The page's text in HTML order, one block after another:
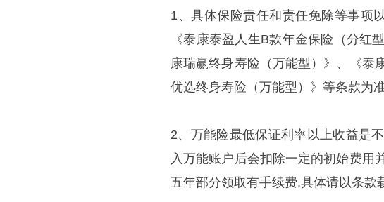
1、 具体保险责任和责任免除等事项
《泰康泰盈人生B款年金保险（分红
康瑞赢终身寿险（万能型）》、《泰
优选终身寿险（万能型）》等条款为
2、万能险最低保证利率以上收益是
入万能账户后会扣除一定的初始费用
五年部分领取有手续费,具体请以条款